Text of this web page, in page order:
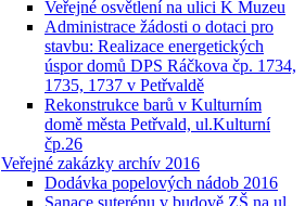
Veřejné osvětlení na ulici K Muzeu
Administrace žádosti o dotaci pro
stavbu: Realizace energetických
úspor domů DPS Ráčkova čp. 1734,
1735, 1737 v Petřvaldě
Rekonstrukce barů v Kulturním
domě města Petřvald, ul.Kulturní
čp.26
Veřejné zakázky archív 2016
Dodávka popelových nádob 2016
Sanace suterénu v budově ZŠ na ul.